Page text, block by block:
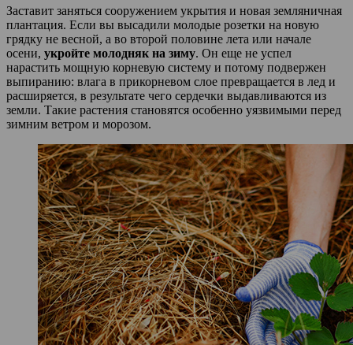
Заставит заняться сооружением укрытия и новая земляничная
плантация. Если вы высадили молодые розетки на новую
грядку не весной, а во второй половине лета или начале
осени, укройте молодняк на зиму. Он еще не успел
нарастить мощную корневую систему и потому подвержен
выпиранию: влага в прикорневом слое превращается в лед и
расширяется, в результате чего сердечки выдавливаются из
земли. Такие растения становятся особенно уязвимыми перед
зимним ветром и морозом.